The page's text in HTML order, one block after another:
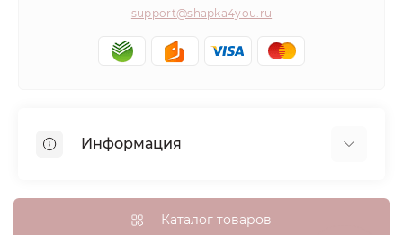
support@shapka4you.ru
Информация
Доставка, оплата и бонусные баллы
Каталог товаров